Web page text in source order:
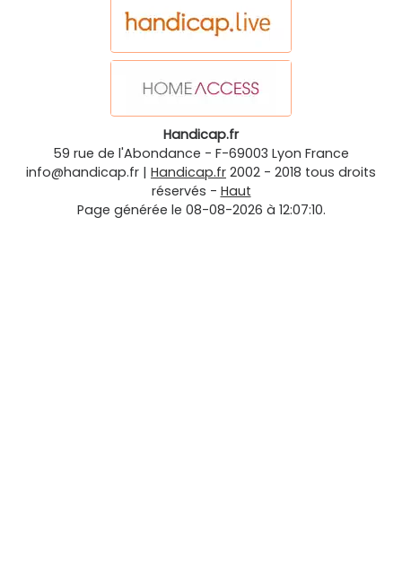
Handicap.fr
59 rue de l'Abondance - F-69003 Lyon France
info@handicap.fr | Handicap.fr 2002 - 2018 tous droits
réservés - Haut
Page générée le 08-08-2026 à 12:07:10.